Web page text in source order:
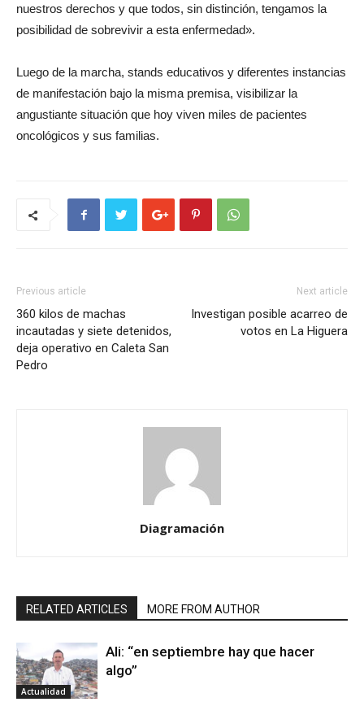
nuestros derechos y que todos, sin distinción, tengamos la
posibilidad de sobrevivir a esta enfermedad».
Luego de la marcha, stands educativos y diferentes instancias
de manifestación bajo la misma premisa, visibilizar la
angustiante situación que hoy viven miles de pacientes
oncológicos y sus familias.
Previous article
360 kilos de machas
incautadas y siete detenidos,
deja operativo en Caleta San
Pedro
Next article
Investigan posible acarreo de
votos en La Higuera
Diagramación
RELATED ARTICLES MORE FROM AUTHOR
Actualidad
Ali: “en septiembre hay que hacer
algo”